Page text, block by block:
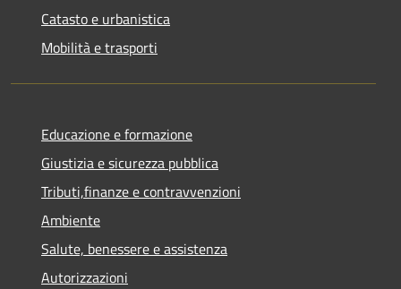
Catasto e urbanistica
Mobilità e trasporti
Educazione e formazione
Giustizia e sicurezza pubblica
Tributi,finanze e contravvenzioni
Ambiente
Salute, benessere e assistenza
Autorizzazioni